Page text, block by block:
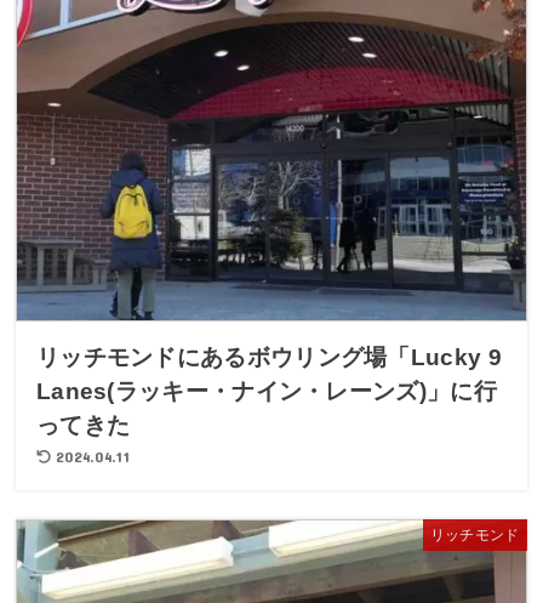
リッチモンドにあるボウリング場「Lucky 9
Lanes(ラッキー・ナイン・レーンズ)」に行
ってきた
2024.04.11
リッチモンド